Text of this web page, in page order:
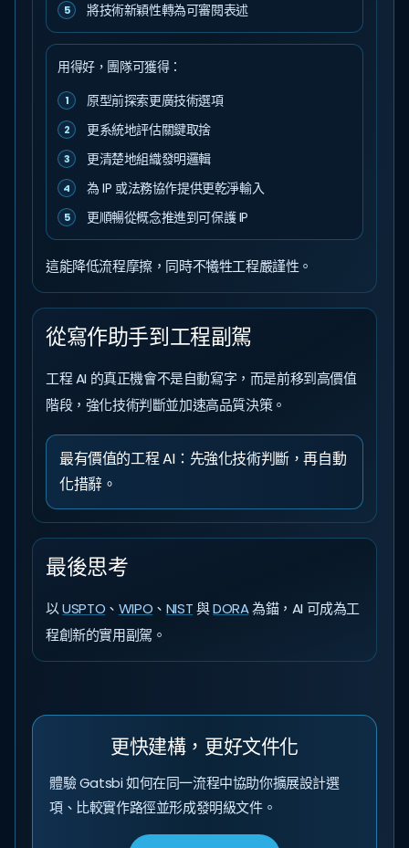
5 將技術新穎性轉為可審閱表述
用得好，團隊可獲得：
1 原型前探索更廣技術選項
2 更系統地評估關鍵取捨
3 更清楚地組織發明邏輯
4 為 IP 或法務協作提供更乾淨輸入
5 更順暢從概念推進到可保護 IP
這能降低流程摩擦，同時不犧牲工程嚴謹性。
從寫作助手到工程副駕
工程 AI 的真正機會不是自動寫字，而是前移到高價值
階段，強化技術判斷並加速高品質決策。
最有價值的工程 AI：先強化技術判斷，再自動
化措辭。
最後思考
以USPTO 、 WIPO 、 NIST與DORA為錨，AI 可成為工
程創新的實用副駕。
更快建構，更好文件化
體驗 Gatsbi 如何在同一流程中協助你擴展設計選
項、比較實作路徑並形成發明級文件。